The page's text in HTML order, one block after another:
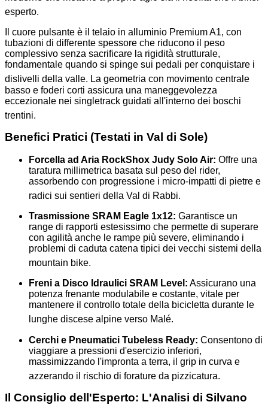
esperto.
Il cuore pulsante è il telaio in alluminio Premium A1, con
tubazioni di differente spessore che riducono il peso
complessivo senza sacrificare la rigidità strutturale,
fondamentale quando si spinge sui pedali per conquistare i
dislivelli della valle. La geometria con movimento centrale
basso e foderi corti assicura una maneggevolezza
eccezionale nei singletrack guidati all'interno dei boschi
trentini.
Benefici Pratici (Testati in Val di Sole)
Forcella ad Aria RockShox Judy Solo Air: Offre una
taratura millimetrica basata sul peso del rider,
assorbendo con progressione i micro-impatti di pietre e
radici sui sentieri della Val di Rabbi.
Trasmissione SRAM Eagle 1x12: Garantisce un
range di rapporti estesissimo che permette di superare
con agilità anche le rampe più severe, eliminando i
problemi di caduta catena tipici dei vecchi sistemi della
mountain bike.
Freni a Disco Idraulici SRAM Level: Assicurano una
potenza frenante modulabile e costante, vitale per
mantenere il controllo totale della bicicletta durante le
lunghe discese alpine verso Malé.
Cerchi e Pneumatici Tubeless Ready: Consentono di
viaggiare a pressioni d'esercizio inferiori,
massimizzando l'impronta a terra, il grip in curva e
azzerando il rischio di forature da pizzicatura.
Il Consiglio dell'Esperto: L'Analisi di Silvano